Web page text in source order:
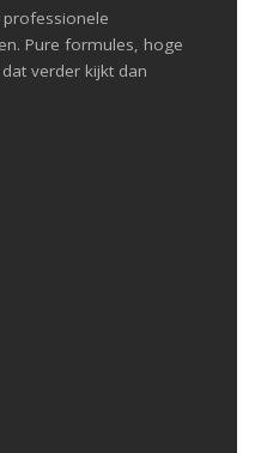
Pure formules, hoge
verder kijkt dan